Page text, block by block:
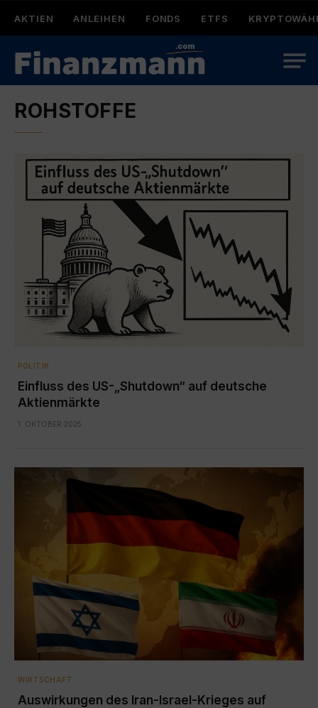
AKTIEN ANLEIHEN FONDS ETFS
ROHSTOFFE
POLITIK
Einfluss des US-„Shutdown“ auf deutsche
Aktienmärkte
1. OKTOBER 2025
WIRTSCHAFT
Auswirkungen des Iran-Israel-Krieges auf